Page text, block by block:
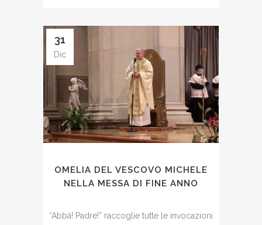
31
Dic
OMELIA DEL VESCOVO MICHELE
NELLA MESSA DI FINE ANNO
“Abbà! Padre!” raccoglie tutte le invocazioni